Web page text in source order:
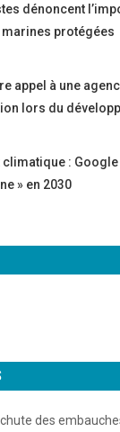
dénoncent
protégées
appel à une
lors du
climatique :
» en 2030
des